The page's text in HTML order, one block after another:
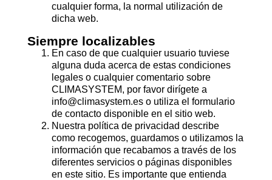
cualquier forma, la normal utilización de
dicha web.
Siempre localizables
En caso de que cualquier usuario tuviese
alguna duda acerca de estas condiciones
legales o cualquier comentario sobre
CLIMASYSTEM, por favor dirígete a
info@climasystem.es o utiliza el formulario
de contacto disponible en el sitio web.
Nuestra política de privacidad describe
como recogemos, guardamos o utilizamos la
información que recabamos a través de los
diferentes servicios o páginas disponibles
en este sitio. Es importante que entienda